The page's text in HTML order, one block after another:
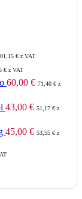
€ z VAT
€ z VAT
60,00 € 71,40 € z
43,00 € 51,17 € z
45,00 € 53,55 € z